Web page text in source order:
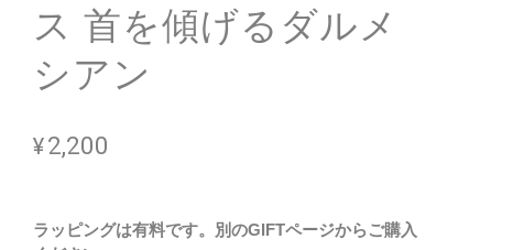
ス 首を傾げるダルメ
シアン
¥2,200
ラッピングは有料です。別のGIFTページからご購入